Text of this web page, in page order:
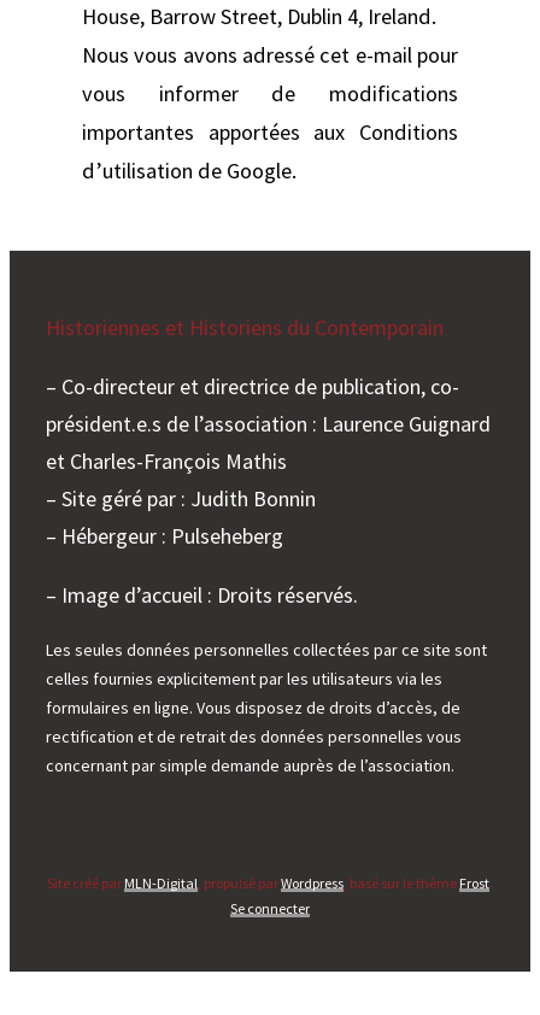
House, Barrow Street, Dublin 4, Ireland.
Nous vous avons adressé cet e-mail pour
vous informer de modifications
importantes apportées aux Conditions
d’utilisation de Google.
Historiennes et Historiens du Contemporain
– Co-directeur et directrice de publication, co-
président.e.s de l’association : Laurence Guignard
et Charles-François Mathis
– Site géré par : Judith Bonnin
– Hébergeur : Pulseheberg
– Image d’accueil : Droits réservés.
Les seules données personnelles collectées par ce site sont
celles fournies explicitement par les utilisateurs via les
formulaires en ligne. Vous disposez de droits d’accès, de
rectification et de retrait des données personnelles vous
concernant par simple demande auprès de l’association.
Site créé par MLN-Digital , propulsé parWordpress , basé sur le thème Frost.
Se connecter